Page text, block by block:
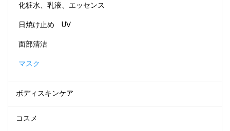
化粧水、乳液、エッセンス
日焼け止め UV
面部清洁
マスク
ボディスキンケア
コスメ